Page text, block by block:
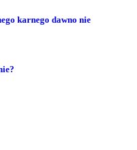
karnego dawno nie